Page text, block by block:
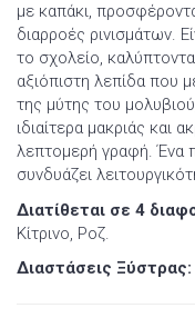
με καπάκι,
διαρροές ρινισμάτων.
το σχολείο,
αξιόπιστη λεπίδα που
της μύτης του
ιδιαίτερα μακριάς και
λεπτομερή γραφή. Ένα
συνδυάζει
Διατίθεται σε 4
Κίτρινο, Ροζ.
Διαστάσεις Ξύστρας: